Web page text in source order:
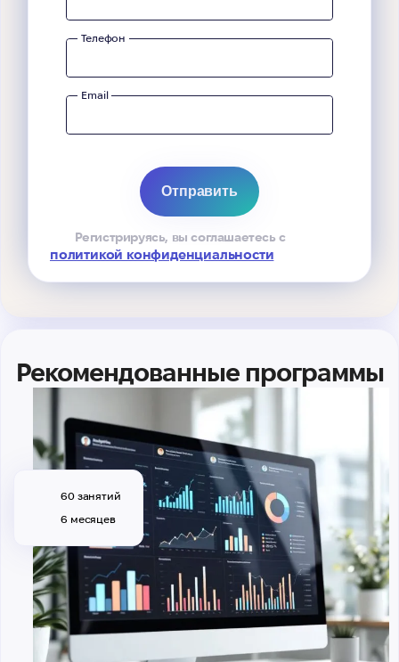
Телефон
Email
Регистрируясь, вы соглашаетесь с
политикой конфиденциальности
Рекомендованные программы
60 занятий
6 месяцев